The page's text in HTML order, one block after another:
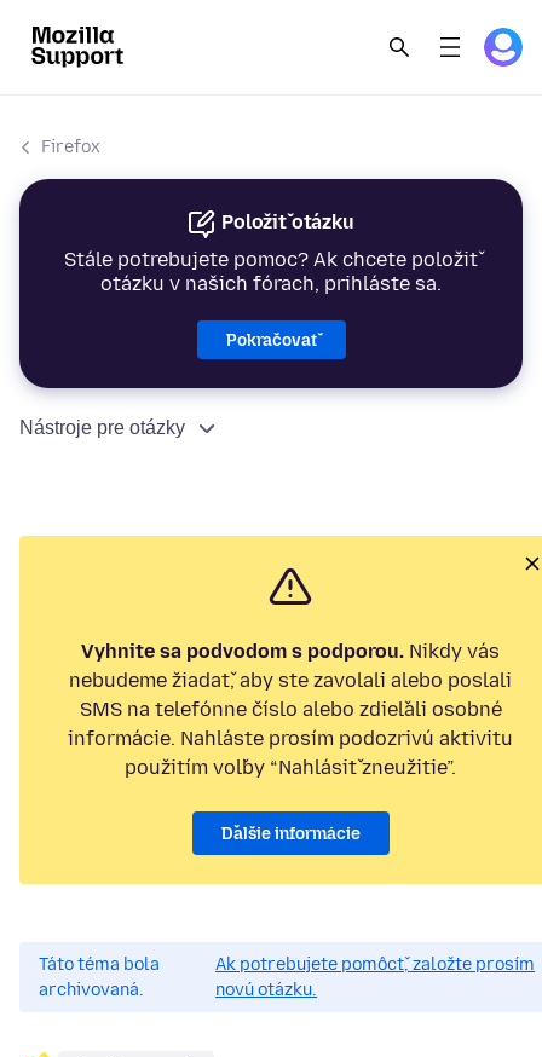
Firefox
Položiť otázku
Stále potrebujete pomoc? Ak chcete položiť
otázku v našich fórach, prihláste sa.
Pokračovať
Nástroje pre otázky
Vyhnite sa podvodom s podporou. Nikdy vás
nebudeme žiadať, aby ste zavolali alebo poslali
SMS na telefónne číslo alebo zdieľali osobné
informácie. Nahláste prosím podozrivú aktivitu
použitím voľby “Nahlásiť zneužitie”.
Ďalšie informácie
Táto téma bola
archivovaná.
Ak potrebujete pomôcť, založte prosím
novú otázku.